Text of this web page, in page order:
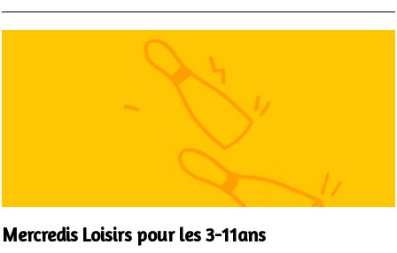
Mercredis Loisirs pour les 3-11ans